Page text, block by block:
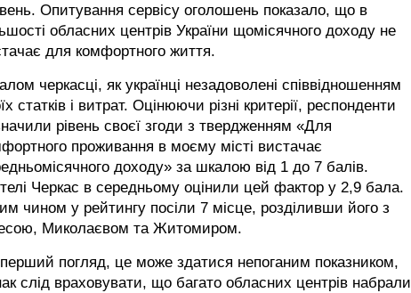
Опитування сервісу оголошень показало, що в
обласних центрів України щомісячного доходу не
для комфортного життя.
черкасці, як українці незадоволені співвідношенням
статків і витрат. Оцінюючи різні критерії, респонденти
рівень своєї згоди з твердженням «Для
проживання в моєму місті вистачає
доходу» за шкалою від 1 до 7 балів.
Черкас в середньому оцінили цей фактор у 2,9 бала.
чином у рейтингу посіли 7 місце, розділивши його з
Миколаєвом та Житомиром.
погляд, це може здатися непоганим показником,
слід враховувати, що багато обласних центрів набрали